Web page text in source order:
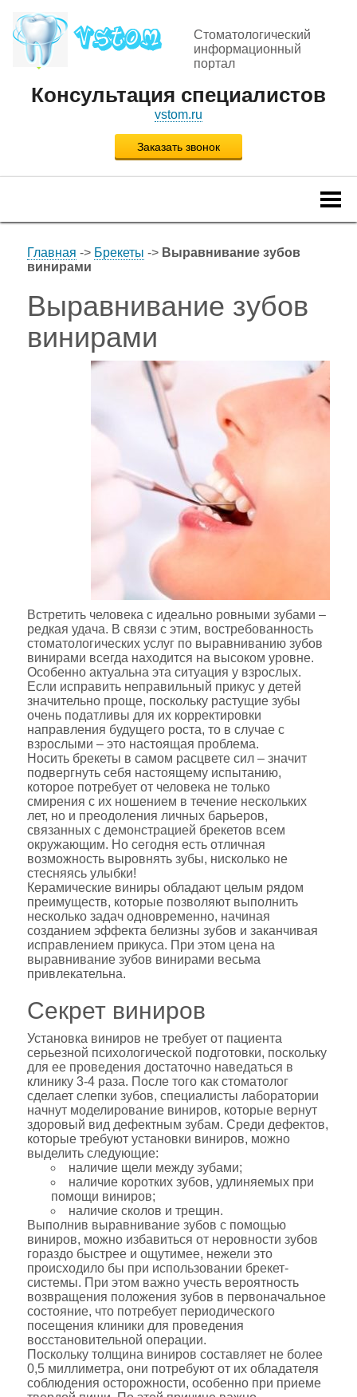
Стоматологический
информационный
портал
Консультация специалистов
vstom.ru
Заказать звонок
Главная -> Брекеты -> Выравнивание зубов
винирами
Выравнивание зубов
винирами
Встретить человека с идеально ровными зубами –
редкая удача. В связи с этим, востребованность
стоматологических услуг по выравниванию зубов
винирами всегда находится на высоком уровне.
Особенно актуальна эта ситуация у взрослых.
Если исправить неправильный прикус у детей
значительно проще, поскольку растущие зубы
очень податливы для их корректировки
направления будущего роста, то в случае с
взрослыми – это настоящая проблема.
Носить брекеты в самом расцвете сил – значит
подвергнуть себя настоящему испытанию,
которое потребует от человека не только
смирения с их ношением в течение нескольких
лет, но и преодоления личных барьеров,
связанных с демонстрацией брекетов всем
окружающим. Но сегодня есть отличная
возможность выровнять зубы, нисколько не
стесняясь улыбки!
Керамические виниры обладают целым рядом
преимуществ, которые позволяют выполнить
несколько задач одновременно, начиная
созданием эффекта белизны зубов и заканчивая
исправлением прикуса. При этом цена на
выравнивание зубов винирами весьма
привлекательна.
Секрет виниров
Установка виниров не требует от пациента
серьезной психологической подготовки, поскольку
для ее проведения достаточно наведаться в
клинику 3-4 раза. После того как стоматолог
сделает слепки зубов, специалисты лаборатории
начнут моделирование виниров, которые вернут
здоровый вид дефектным зубам. Среди дефектов,
которые требуют установки виниров, можно
выделить следующие:
наличие щели между зубами;
наличие коротких зубов, удлиняемых при
помощи виниров;
наличие сколов и трещин.
Выполнив выравнивание зубов с помощью
виниров, можно избавиться от неровности зубов
гораздо быстрее и ощутимее, нежели это
происходило бы при использовании брекет-
системы. При этом важно учесть вероятность
возвращения положения зубов в первоначальное
состояние, что потребует периодического
посещения клиники для проведения
восстановительной операции.
Поскольку толщина виниров составляет не более
0,5 миллиметра, они потребуют от их обладателя
соблюдения осторожности, особенно при приеме